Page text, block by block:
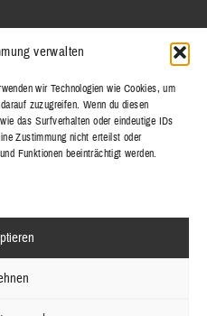
verwalten
wir Technologien wie Cookies, um
zuzugreifen. Wenn du diesen
das Surfverhalten oder eindeutige IDs
Zustimmung nicht erteilst oder
Funktionen beeinträchtigt werden.